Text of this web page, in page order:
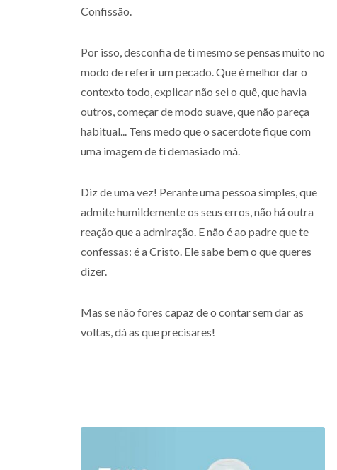
Confissão.
Por isso, desconfia de ti mesmo se pensas muito no
modo de referir um pecado. Que é melhor dar o
contexto todo, explicar não sei o quê, que havia
outros, começar de modo suave, que não pareça
habitual... Tens medo que o sacerdote fique com
uma imagem de ti demasiado má.
Diz de uma vez! Perante uma pessoa simples, que
admite humildemente os seus erros, não há outra
reação que a admiração. E não é ao padre que te
confessas: é a Cristo. Ele sabe bem o que queres
dizer.
Mas se não fores capaz de o contar sem dar as
voltas, dá as que precisares!